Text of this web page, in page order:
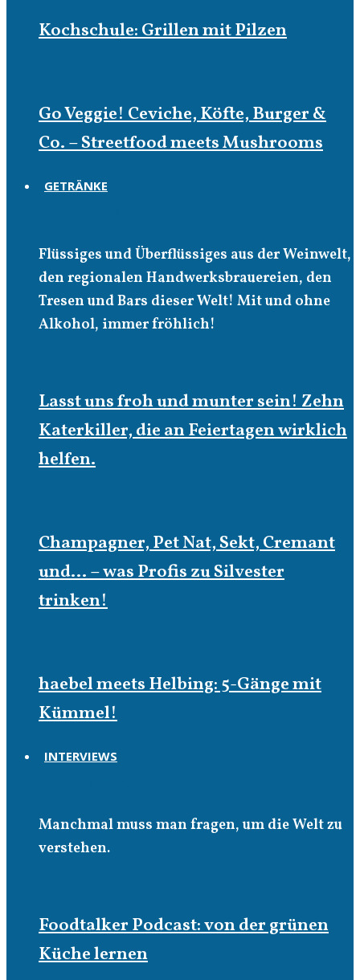
Kochschule: Grillen mit Pilzen
Go Veggie! Ceviche, Köfte, Burger &
Co. – Streetfood meets Mushrooms
GETRÄNKE
Flüssiges und Überflüssiges aus der Weinwelt,
den regionalen Handwerksbrauereien, den
Tresen und Bars dieser Welt! Mit und ohne
Alkohol, immer fröhlich!
Lasst uns froh und munter sein! Zehn
Katerkiller, die an Feiertagen wirklich
helfen.
Champagner, Pet Nat, Sekt, Cremant
und… – was Profis zu Silvester
trinken!
haebel meets Helbing: 5-Gänge mit
Kümmel!
INTERVIEWS
Manchmal muss man fragen, um die Welt zu
verstehen.
Foodtalker Podcast: von der grünen
Küche lernen